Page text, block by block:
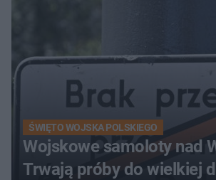
ŚWIĘTO WOJSKA POLSKIEGO
Wojskowe samoloty nad
Trwają próby do wielkiej